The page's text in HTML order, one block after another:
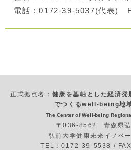
電話：0172-39-5037(代表)
正式拠点名： 健康を基軸とした経済
でつくるwell-being地
The Center of Well-being
〒036-8562 青森県弘
弘前大学健康未来イノベ
TEL：0172-39-5538 /